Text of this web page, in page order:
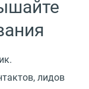
лидов